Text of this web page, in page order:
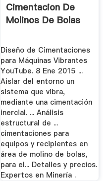
Cimentacion De
Molinos De Bolas
Diseño de Cimentaciones
para Máquinas Vibrantes
YouTube. 8 Ene 2015 ...
Aislar del entorno un
sistema que vibra,
mediante una cimentación
inercial. ... Análisis
estructural de ...
cimentaciones para
equipos y recipientes en
área de molino de bolas,
para el... Detalles y precios.
Expertos en Minería .